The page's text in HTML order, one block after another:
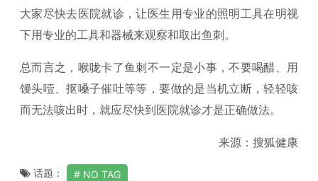
大家尽快去医院就诊，让医生用专业的照明工具在明视
下用专业的工具和器械来观察和取出鱼刺。
总而言之，喉咙卡了鱼刺不一定是小事，不要喝醋、用
馒头噎、抠嗓子催吐等等，要做的是当机立断，轻轻咳
而无法咳出时，就应尽快到医院就诊才是正确做法。
来源：搜狐健康
话题： NO TAG